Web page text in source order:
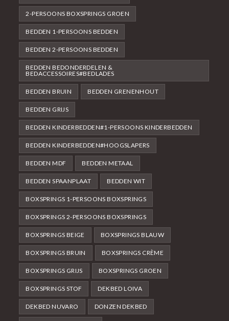
2-PERSOONS BOXSPRINGS GROEN
BEDDEN 1-PERSOONS BEDDEN
BEDDEN 2-PERSOONS BEDDEN
BEDDEN BEDONDERDELEN &
BEDACCESSOIRES#BEDLADES
BEDDEN BRUIN BEDDEN GRENENHOUT
BEDDEN GRIJS
BEDDEN KINDERBEDDEN#1-PERSOONS KINDERBEDDEN
BEDDEN KINDERBEDDEN#HOOGSLAPERS
BEDDEN MDF BEDDEN METAAL
BEDDEN SPAANPLAAT BEDDEN WIT
BOXSPRINGS 1-PERSOONS BOXSPRINGS
BOXSPRINGS 2-PERSOONS BOXSPRINGS
BOXSPRINGS BEIGE BOXSPRINGS BLAUW
BOXSPRINGS BRUIN BOXSPRINGS CRÈME
BOXSPRINGS GRIJS BOXSPRINGS GROEN
BOXSPRINGS STOF DEKBED LOIVA
DEKBED NUVARO DONZEN DEKBED